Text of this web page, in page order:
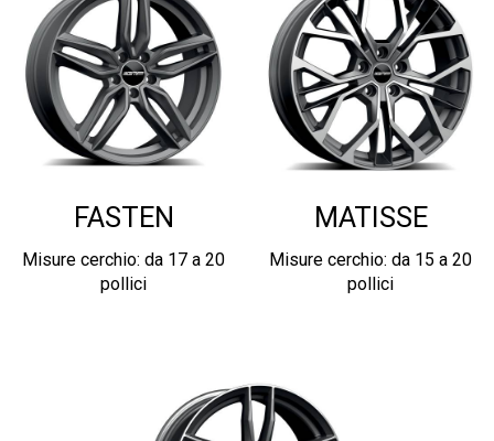
FASTEN
Misure cerchio: da 17 a 20
pollici
MATISSE
Misure cerchio: da 15 a 20
pollici